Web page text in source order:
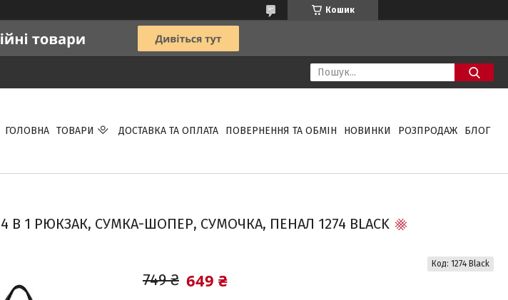
Кошик
ГОЛОВНА ТОВАРИ ДОСТАВКА ТА ОПЛАТА ПОВЕРНЕННЯ ТА ОБМІН НОВИНКИ РОЗПРОДАЖ БЛОГ
В 1 РЮКЗАК, СУМКА-ШОПЕР, СУМОЧКА, ПЕНАЛ 1274 BLACK
749 ₴ 649 ₴
Код: 1274 Black